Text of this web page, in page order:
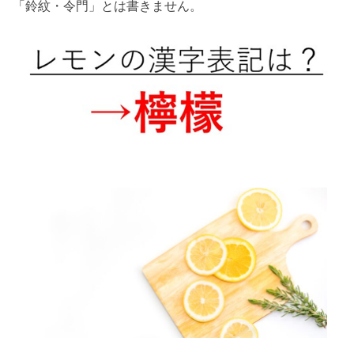
「鈴紋・令門」とは書きません。